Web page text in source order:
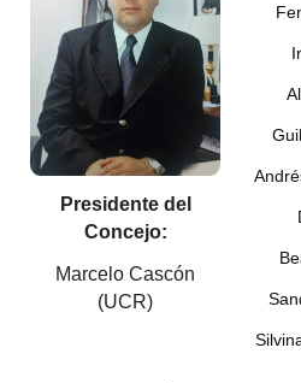
Presidente del
Concejo:
Marcelo Cascón
(UCR)